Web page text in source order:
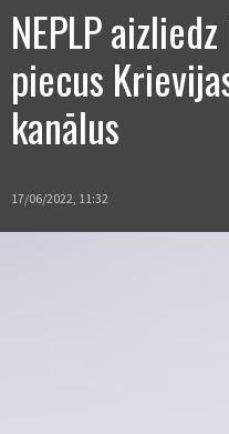
NEPLP
piecus
kanālus
17/06/2022, 11:32